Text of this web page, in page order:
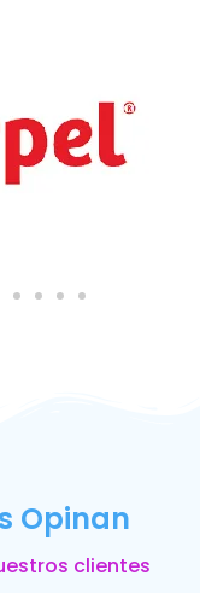
Opinan
clientes